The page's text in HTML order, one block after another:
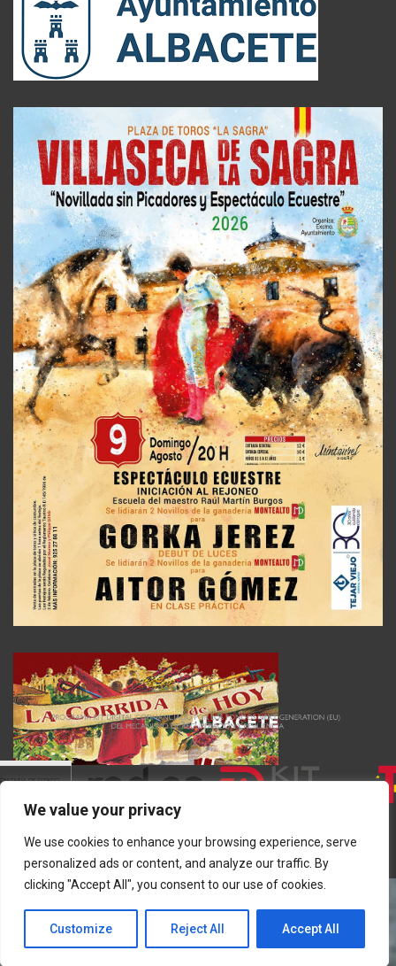
We value your privacy
We use cookies to enhance your browsing experience, serve
personalized ads or content, and analyze our traffic. By
clicking "Accept All", you consent to our use of cookies.
Customize Reject All Accept All